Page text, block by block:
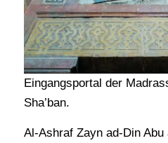
Eingangsportal der
Sha’ban.
Al-Ashraf Zayn ad-Din Abu